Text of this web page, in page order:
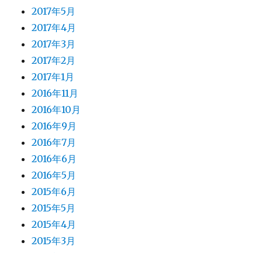
2017年5月
2017年4月
2017年3月
2017年2月
2017年1月
2016年11月
2016年10月
2016年9月
2016年7月
2016年6月
2016年5月
2015年6月
2015年5月
2015年4月
2015年3月